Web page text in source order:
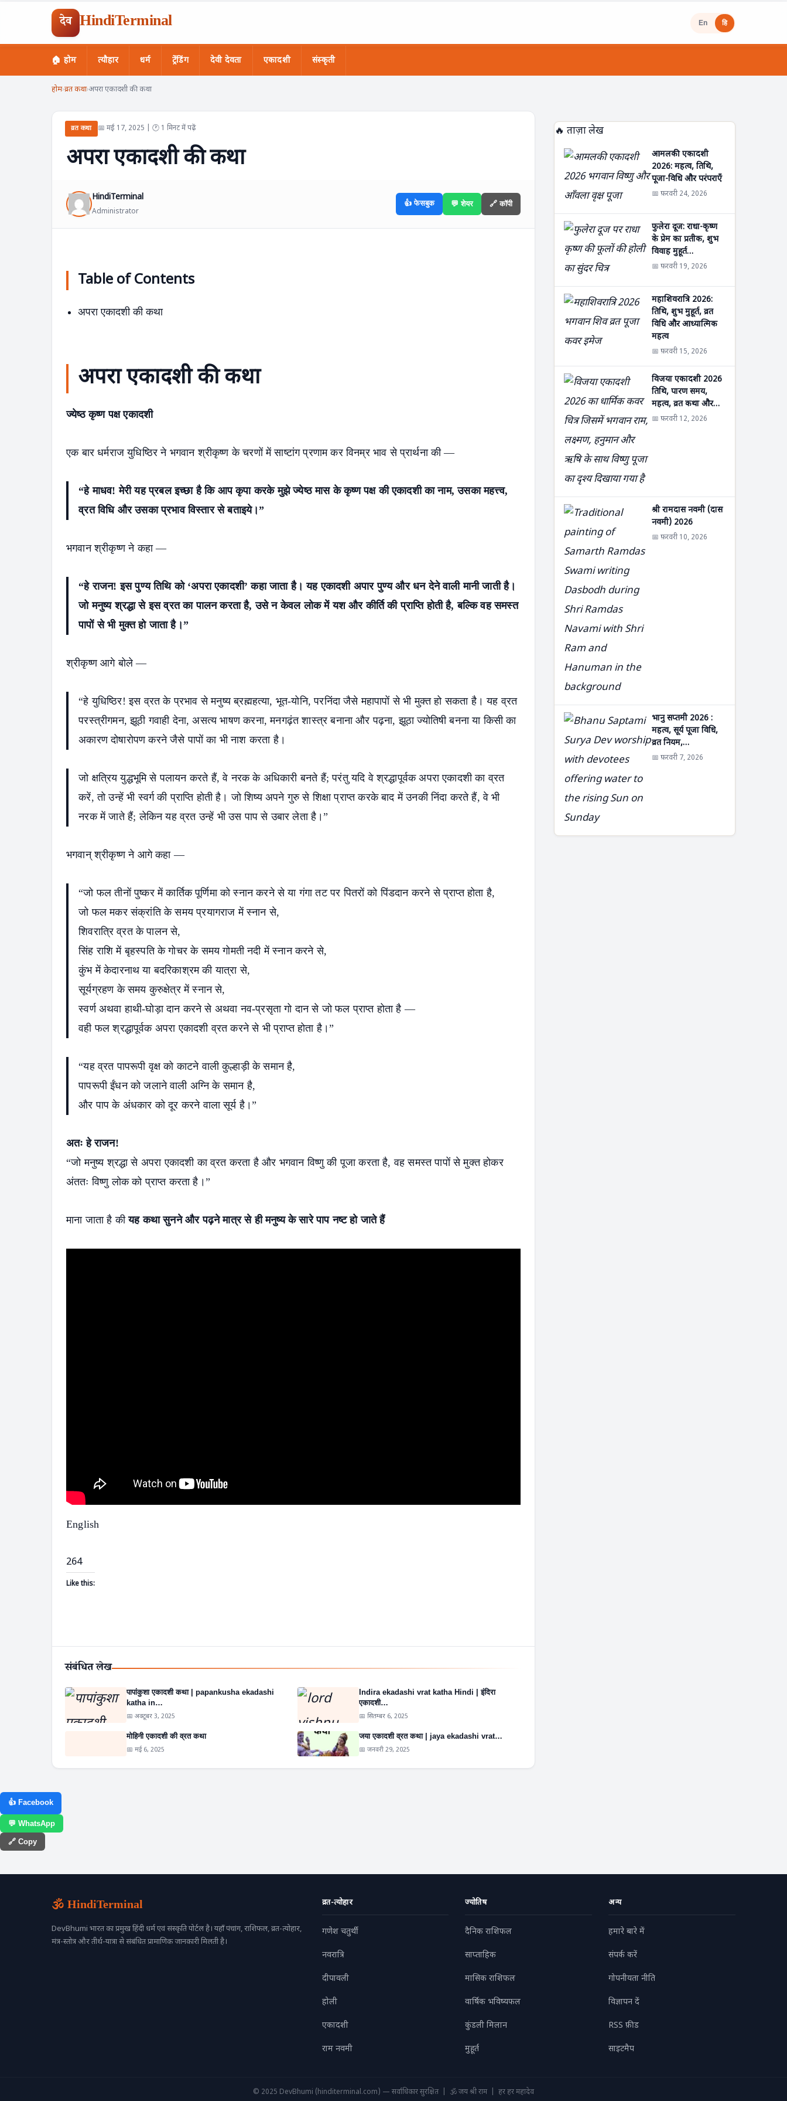
देव HindiTerminal En हि
🏠 होम त्यौहार धर्म ट्रेंडिंग देवी देवता एकादशी संस्कृती
होम›व्रत कथा›अपरा एकादशी की कथा
व्रत कथा 📅 मई 17, 2025 | 🕐 1 मिनट में पढ़ें
अपरा एकादशी की कथा
HindiTerminal
Administrator
👍 फेसबुक 💬 शेयर 🔗 कॉपी
Table of Contents
अपरा एकादशी की कथा
अपरा एकादशी की कथा
ज्येष्ठ कृष्ण पक्ष एकादशी
एक बार धर्मराज युधिष्ठिर ने भगवान श्रीकृष्ण के चरणों में साष्टांग प्रणाम कर विनम्र भाव से प्रार्थना की —
“हे माधव! मेरी यह प्रबल इच्छा है कि आप कृपा करके मुझे ज्येष्ठ मास के कृष्ण पक्ष की एकादशी का नाम, उसका महत्त्व,
व्रत विधि और उसका प्रभाव विस्तार से बताइये।”
भगवान श्रीकृष्ण ने कहा —
“हे राजन! इस पुण्य तिथि को ‘अपरा एकादशी’ कहा जाता है। यह एकादशी अपार पुण्य और धन देने वाली मानी जाती है।
जो मनुष्य श्रद्धा से इस व्रत का पालन करता है, उसे न केवल लोक में यश और कीर्ति की प्राप्ति होती है, बल्कि वह समस्त
पापों से भी मुक्त हो जाता है।”
श्रीकृष्ण आगे बोले —
“हे युधिष्ठिर! इस व्रत के प्रभाव से मनुष्य ब्रह्महत्या, भूत-योनि, परनिंदा जैसे महापापों से भी मुक्त हो सकता है। यह व्रत
परस्त्रीगमन, झूठी गवाही देना, असत्य भाषण करना, मनगढ़ंत शास्त्र बनाना और पढ़ना, झूठा ज्योतिषी बनना या किसी का
अकारण दोषारोपण करने जैसे पापों का भी नाश करता है।
जो क्षत्रिय युद्धभूमि से पलायन करते हैं, वे नरक के अधिकारी बनते हैं; परंतु यदि वे श्रद्धापूर्वक अपरा एकादशी का व्रत
करें, तो उन्हें भी स्वर्ग की प्राप्ति होती है। जो शिष्य अपने गुरु से शिक्षा प्राप्त करके बाद में उनकी निंदा करते हैं, वे भी
नरक में जाते हैं; लेकिन यह व्रत उन्हें भी उस पाप से उबार लेता है।”
भगवान् श्रीकृष्ण ने आगे कहा —
“जो फल तीनों पुष्कर में कार्तिक पूर्णिमा को स्नान करने से या गंगा तट पर पितरों को पिंडदान करने से प्राप्त होता है,
जो फल मकर संक्रांति के समय प्रयागराज में स्नान से,
शिवरात्रि व्रत के पालन से,
सिंह राशि में बृहस्पति के गोचर के समय गोमती नदी में स्नान करने से,
कुंभ में केदारनाथ या बदरिकाश्रम की यात्रा से,
सूर्यग्रहण के समय कुरुक्षेत्र में स्नान से,
स्वर्ण अथवा हाथी-घोड़ा दान करने से अथवा नव-प्रसृता गो दान से जो फल प्राप्त होता है —
वही फल श्रद्धापूर्वक अपरा एकादशी व्रत करने से भी प्राप्त होता है।”
“यह व्रत पापरूपी वृक्ष को काटने वाली कुल्हाड़ी के समान है,
पापरूपी ईंधन को जलाने वाली अग्नि के समान है,
और पाप के अंधकार को दूर करने वाला सूर्य है।”
अतः हे राजन!
“जो मनुष्य श्रद्धा से अपरा एकादशी का व्रत करता है और भगवान विष्णु की पूजा करता है, वह समस्त पापों से मुक्त होकर
अंततः विष्णु लोक को प्राप्त करता है।”
माना जाता है कीयह कथा सुनने और पढ़ने मात्र से ही मनुष्य के सारे पाप नष्ट हो जाते हैं
English
264
Like this:
संबंधित लेख
पापांकुशा एकादशी कथा | papankusha ekadashi
katha in…
📅 अक्टूबर 3, 2025
Indira ekadashi vrat katha Hindi | इंदिरा
एकादशी…
📅 सितम्बर 6, 2025
मोहिनी एकादशी की व्रत कथा
📅 मई 6, 2025
जया एकादशी व्रत कथा | jaya ekadashi vrat…
📅 जनवरी 29, 2025
🔥 ताज़ा लेख
आमलकी एकादशी
2026: महत्व, तिथि,
पूजा-विधि और परंपराएँ
📅 फ़रवरी 24, 2026
फुलेरा दूज: राधा-कृष्ण
के प्रेम का प्रतीक, शुभ
विवाह मुहूर्त…
📅 फ़रवरी 19, 2026
महाशिवरात्रि 2026:
तिथि, शुभ मुहूर्त, व्रत
विधि और आध्यात्मिक
महत्व
📅 फ़रवरी 15, 2026
विजया एकादशी 2026
तिथि, पारण समय,
महत्व, व्रत कथा और…
📅 फ़रवरी 12, 2026
श्री रामदास नवमी (दास
नवमी) 2026
📅 फ़रवरी 10, 2026
भानु सप्तमी 2026 :
महत्व, सूर्य पूजा विधि,
व्रत नियम,…
📅 फ़रवरी 7, 2026
👍 Facebook
💬 WhatsApp
🔗 Copy
🕉️ HindiTerminal
DevBhumi भारत का प्रमुख हिंदी धर्म एवं संस्कृति पोर्टल है। यहाँ पंचांग, राशिफल, व्रत-त्योहार,
मंत्र-स्तोत्र और तीर्थ-यात्रा से संबंधित प्रामाणिक जानकारी मिलती है।
व्रत-त्योहार
गणेश चतुर्थी
नवरात्रि
दीपावली
होली
एकादशी
राम नवमी
ज्योतिष
दैनिक राशिफल
साप्ताहिक
मासिक राशिफल
वार्षिक भविष्यफल
कुंडली मिलान
मुहूर्त
अन्य
हमारे बारे में
संपर्क करें
गोपनीयता नीति
विज्ञापन दें
RSS फ़ीड
साइटमैप
© 2025 DevBhumi (hinditerminal.com) — सर्वाधिकार सुरक्षित | 🕉️ जय श्री राम | हर हर महादेव